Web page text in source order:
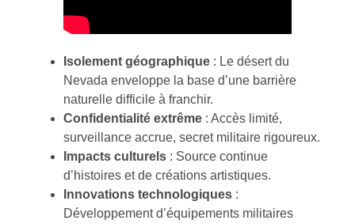
Isolement géographique : Le désert du
Nevada enveloppe la base d’une barrière
naturelle difficile à franchir.
Confidentialité extrême : Accès limité,
surveillance accrue, secret militaire rigoureux.
Impacts culturels : Source continue
d’histoires et de créations artistiques.
Innovations technologiques :
Développement d’équipements militaires